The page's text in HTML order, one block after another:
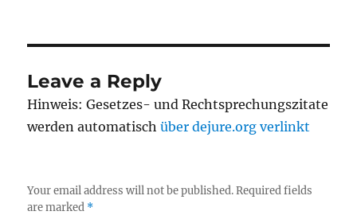
Leave a Reply
Hinweis: Gesetzes- und Rechtsprechungszitate
werden automatischüber dejure.org verlinkt
Your email address will not be published. Required fields
are marked *